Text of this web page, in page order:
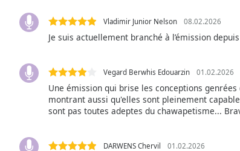
selected
Picture-
Vladimir Junior Nelson 08.02.2026
Je suis actuellement branché à l’émission
Vegard Berwhis Edouarzin 01.02.2026
Une émission qui brise les conceptions
montrant aussi qu'elles sont pleinement
sont pas toutes adeptes du chawapetisme...
DARWENS Chervil 01.02.2026